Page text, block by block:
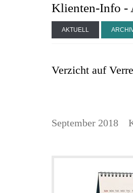
Klienten-Info -
AKTUELL
Verzicht auf
September 2018